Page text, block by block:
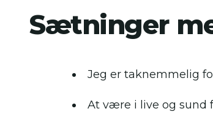
Sætninger
Jeg er taknemmelig
At være i live og sund